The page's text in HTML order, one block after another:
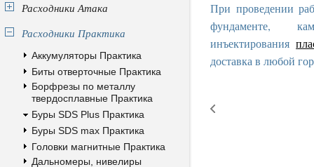
Расходники Атака
Расходники Практика
Аккумуляторы Практика
Биты отверточные Практика
Борфрезы по металлу
твердосплавные Практика
Буры SDS Plus Практика
Буры SDS max Практика
Головки магнитные Практика
Дальномеры, нивелиры
При проведении
фундаменте,
инъектирования
доставка в любой